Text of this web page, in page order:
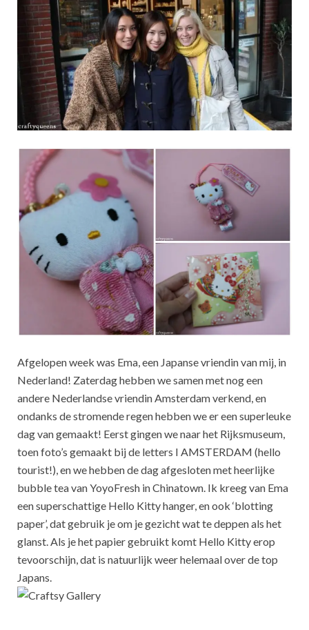
Afgelopen week was Ema, een Japanse vriendin van mij, in
Nederland! Zaterdag hebben we samen met nog een
andere Nederlandse vriendin Amsterdam verkend, en
ondanks de stromende regen hebben we er een superleuke
dag van gemaakt! Eerst gingen we naar het Rijksmuseum,
toen foto’s gemaakt bij de letters I AMSTERDAM (hello
tourist!), en we hebben de dag afgesloten met heerlijke
bubble tea van YoyoFresh in Chinatown. Ik kreeg van Ema
een superschattige Hello Kitty hanger, en ook ‘blotting
paper’, dat gebruik je om je gezicht wat te deppen als het
glanst. Als je het papier gebruikt komt Hello Kitty erop
tevoorschijn, dat is natuurlijk weer helemaal over de top
Japans.